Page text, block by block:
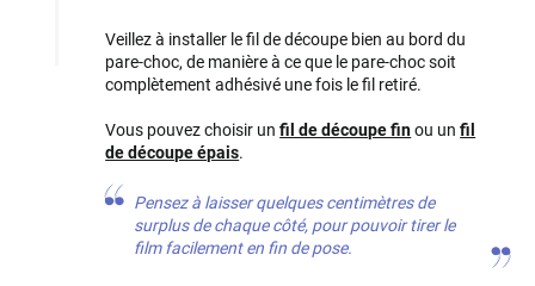
Veillez à installer le fil de découpe bien au bord du
pare-choc, de manière à ce que le pare-choc soit
complètement adhésivé une fois le fil retiré.
Vous pouvez choisir unfil de découpe finou unfil
de découpe épais.
Pensez à laisser quelques centimètres de
surplus de chaque côté, pour pouvoir tirer le
film facilement en fin de pose.